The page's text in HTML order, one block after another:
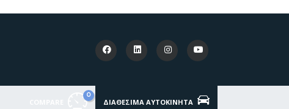
0
ΔΙΑΘΈΣΙΜΑ ΑΥΤΟΚΊΝΗΤΑ